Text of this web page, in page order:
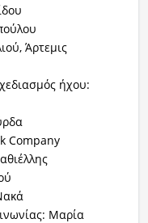
Άρτεμις
ήχου:
Company
Μαρία